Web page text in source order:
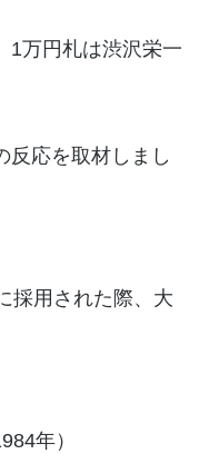
1万円札は渋沢栄一
反応を取材しまし
採用された際、大
年）